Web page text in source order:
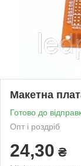
Макетна
Готово до
Опт і роздріб
24,30 ₴